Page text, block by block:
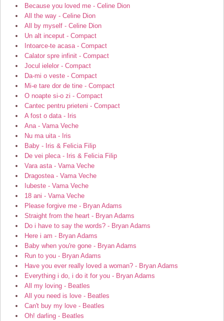
Because you loved me - Celine Dion
All the way - Celine Dion
All by myself - Celine Dion
Un alt inceput - Compact
Intoarce-te acasa - Compact
Calator spre infinit - Compact
Jocul ielelor - Compact
Da-mi o veste - Compact
Mi-e tare dor de tine - Compact
O noapte si-o zi - Compact
Cantec pentru prieteni - Compact
A fost o data - Iris
Ana - Vama Veche
Nu ma uita - Iris
Baby - Iris & Felicia Filip
De vei pleca - Iris & Felicia Filip
Vara asta - Vama Veche
Dragostea - Vama Veche
Iubeste - Vama Veche
18 ani - Vama Veche
Please forgive me - Bryan Adams
Straight from the heart - Bryan Adams
Do i have to say the words? - Bryan Adams
Here i am - Bryan Adams
Baby when you're gone - Bryan Adams
Run to you - Bryan Adams
Have you ever really loved a woman? - Bryan Adams
Everything i do, i do it for you - Bryan Adams
All my loving - Beatles
All you need is love - Beatles
Can't buy my love - Beatles
Oh! darling - Beatles